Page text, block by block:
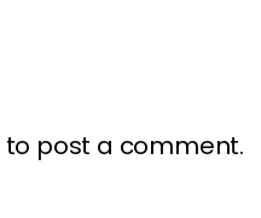
to post a comment.